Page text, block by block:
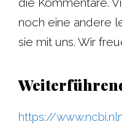
noch eine andere
sie mit uns. Wir
https://